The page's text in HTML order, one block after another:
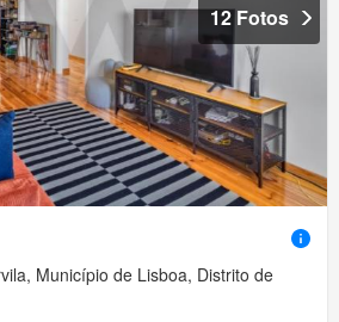
12 Fotos
Município de Lisboa, Distrito de